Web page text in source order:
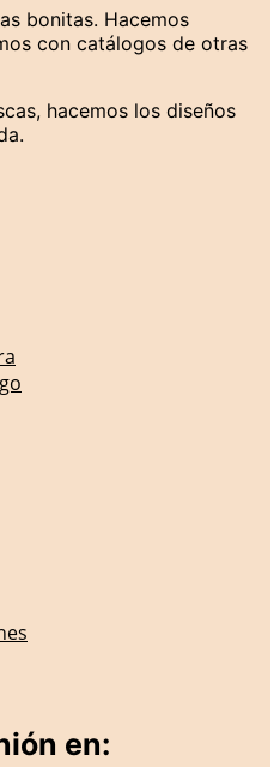
bonitas. Hacemos
con catálogos de otras
hacemos los diseños
en: